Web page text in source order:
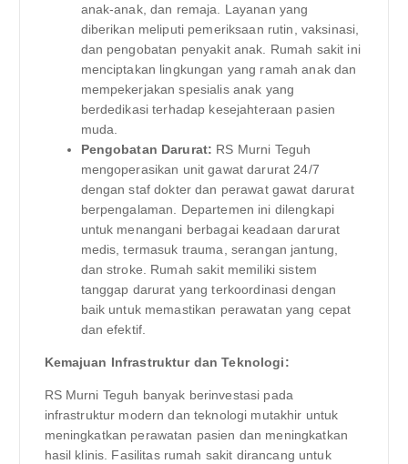
anak-anak, dan remaja. Layanan yang
diberikan meliputi pemeriksaan rutin, vaksinasi,
dan pengobatan penyakit anak. Rumah sakit ini
menciptakan lingkungan yang ramah anak dan
mempekerjakan spesialis anak yang
berdedikasi terhadap kesejahteraan pasien
muda.
Pengobatan Darurat: RS Murni Teguh
mengoperasikan unit gawat darurat 24/7
dengan staf dokter dan perawat gawat darurat
berpengalaman. Departemen ini dilengkapi
untuk menangani berbagai keadaan darurat
medis, termasuk trauma, serangan jantung,
dan stroke. Rumah sakit memiliki sistem
tanggap darurat yang terkoordinasi dengan
baik untuk memastikan perawatan yang cepat
dan efektif.
Kemajuan Infrastruktur dan Teknologi:
RS Murni Teguh banyak berinvestasi pada
infrastruktur modern dan teknologi mutakhir untuk
meningkatkan perawatan pasien dan meningkatkan
hasil klinis. Fasilitas rumah sakit dirancang untuk